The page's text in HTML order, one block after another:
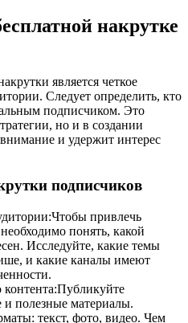
накрутке
является четкое
Следует определить, кто
подписчиком. Это
но и в создании
и удержит интерес
подписчиков
привлечь
понять, какой
Исследуйте, какие темы
и какие каналы имеют
контента:Публикуйте
и полезные материалы.
текст, фото, видео. Чем